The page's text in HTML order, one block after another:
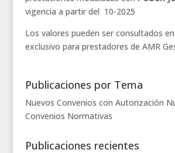
vigencia a partir del 10-2025
Los valores pueden ser consultados
exclusivo para prestadores de AMR
Publicaciones por Tema
Nuevos Convenios con Autorización
Convenios Normativas
Publicaciones recientes